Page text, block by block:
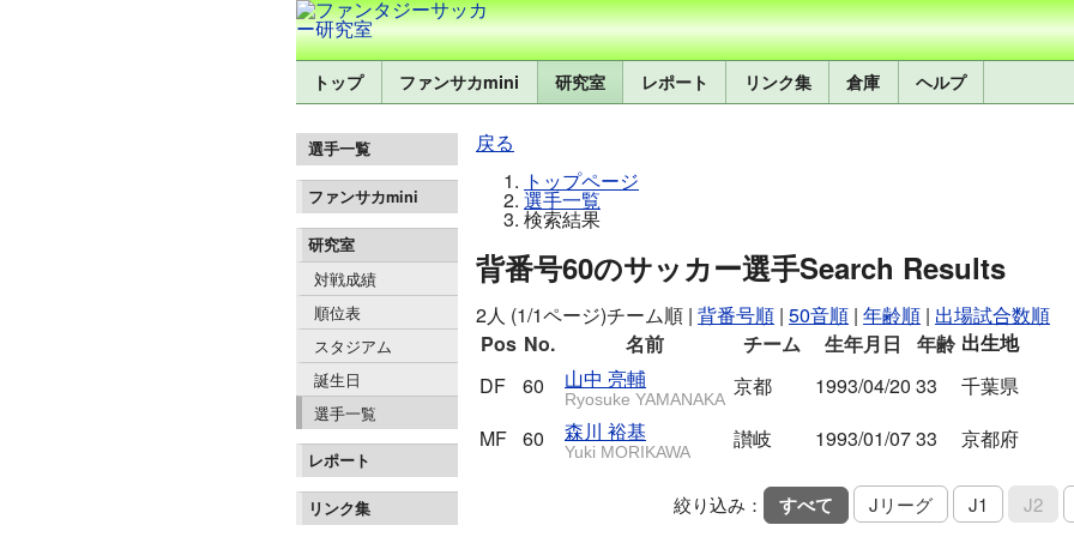
トップ ファンサカmini 研究室 レポート リンク集 倉庫 ヘルプ
選手一覧
ファンサカmini
研究室
対戦成績
順位表
スタジアム
誕生日
選手一覧
レポート
リンク集
戻る
トップページ
選手一覧
検索結果
背番号60のサッカー選手Search Results
2人 (1/1ページ)チーム順 | 背番号順 | 50音順 | 年齢順 | 出場試合数順
Pos No. 名前 チーム 生年月日 年齢 出生地
DF
60 山中 亮輔
Ryosuke YAMANAKA 京都 1993/04/20 33
千葉県
MF 60 森川 裕基
Yuki MORIKAWA 讃岐 1993/01/0733 京都府
絞り込み： すべて Jリーグ J1 J2